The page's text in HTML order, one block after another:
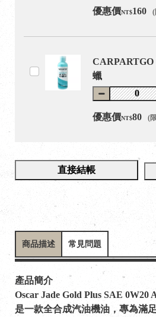
優惠價NT$160 (
CARPARTGO
蠟
優惠價NT$80 (
直接結帳
商品描述 常見問題
產品簡介
Oscar Jade Gold Plus SAE 0W20
是一款全合成汽油機油，專為滿